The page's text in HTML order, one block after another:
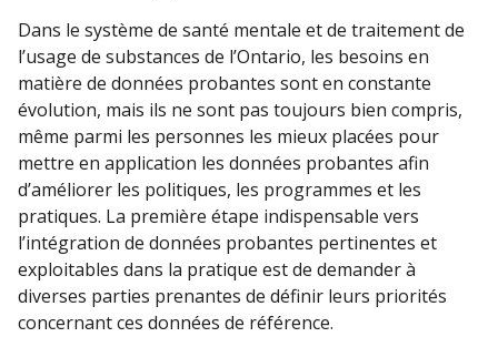
Dans le système de santé mentale et de traitement de
l’usage de substances de l’Ontario, les besoins en
matière de données probantes sont en constante
évolution, mais ils ne sont pas toujours bien compris,
même parmi les personnes les mieux placées pour
mettre en application les données probantes afin
d’améliorer les politiques, les programmes et les
pratiques. La première étape indispensable vers
l’intégration de données probantes pertinentes et
exploitables dans la pratique est de demander à
diverses parties prenantes de définir leurs priorités
concernant ces données de référence.